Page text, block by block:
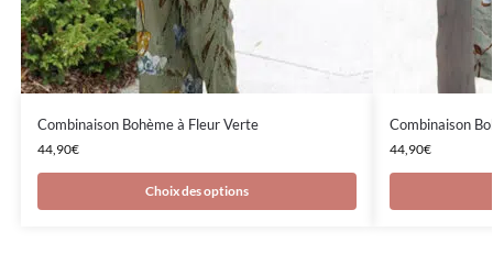
Combinaison Bohème à Fleur Verte
44,90€
Choix des options
Combinaison
44,90€